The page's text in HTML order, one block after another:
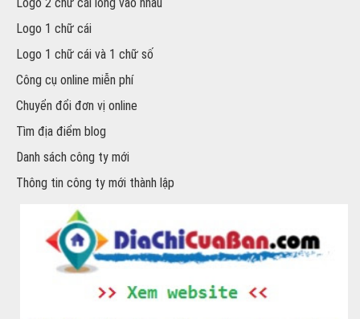
Logo 2 chữ cái lồng vào nhau
Logo 1 chữ cái
Logo 1 chữ cái và 1 chữ số
Công cụ online miễn phí
Chuyển đổi đơn vị online
Tìm địa điểm blog
Danh sách công ty mới
Thông tin công ty mới thành lập